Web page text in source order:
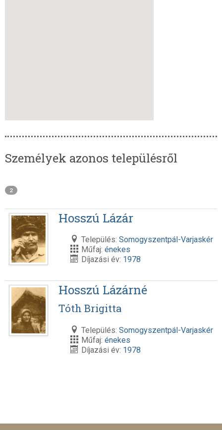
Személyek azonos településről
2
Hosszú Lázár
Település: Somogyszentpál-Varjaskér
Műfaj: énekes
Díjazási év: 1978
Hosszú Lázárné
Tóth Brigitta
Település: Somogyszentpál-Varjaskér
Műfaj: énekes
Díjazási év: 1978